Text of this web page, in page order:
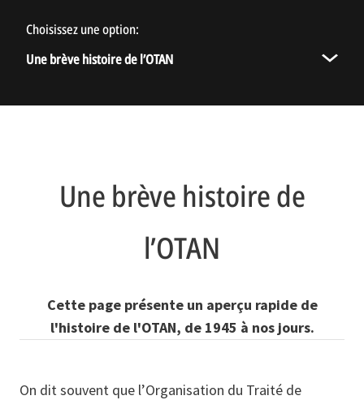
Choisissez une option:
Histoire de l’OTAN
Une brève histoire de l’OTAN
Une brève histoire de
l’OTAN
Cette page présente un aperçu rapide de
l'histoire de l'OTAN, de 1945 à nos jours.
On dit souvent que l’Organisation du Traité de